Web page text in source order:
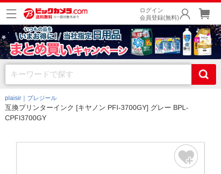
ログイン
会員登録(無料)
plaisir｜プレジール
互換プリンターインク [キヤノン PFI-3700GY] グレー BPL-
CPFI3700GY